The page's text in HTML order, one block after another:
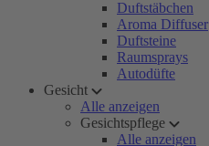
Duftstäbchen
Aroma Diffuser
Duftsteine
Raumsprays
Autodüfte
Gesicht
Alle anzeigen
Gesichtspflege
Alle anzeigen